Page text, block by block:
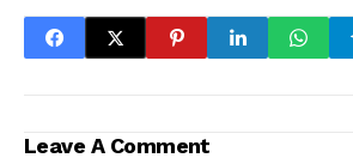
Leave A Comment